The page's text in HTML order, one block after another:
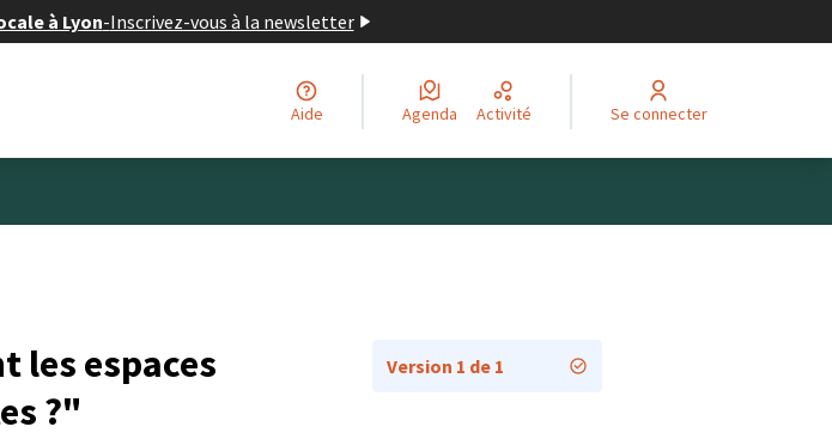
à Lyon-Inscrivez-vous à la newsletter
Aide Agenda Activité Se connecter
les espaces
?"
Version 1 de 1